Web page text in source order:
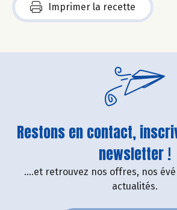
Imprimer la recette
Restons en contact,
newsletter !
....et retrouvez nos offres, nos
actualités.